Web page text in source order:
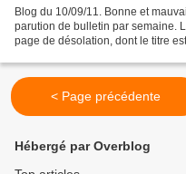
Blog du 10/09/11. Bonne et
parution de bulletin par semaine.
page de désolation, dont le titre
< Page précédente
Hébergé par Overblog